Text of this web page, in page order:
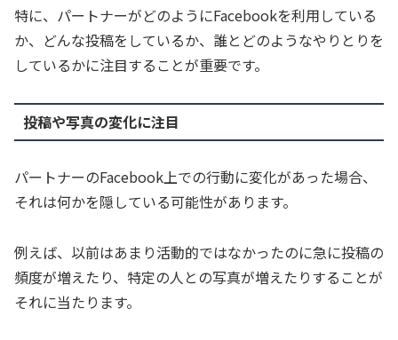
特に、パートナーがどのようにFacebookを利用している
か、どんな投稿をしているか、誰とどのようなやりとりを
しているかに注目することが重要です。
投稿や写真の変化に注目
パートナーのFacebook上での行動に変化があった場合、
それは何かを隠している可能性があります。
例えば、以前はあまり活動的ではなかったのに急に投稿の
頻度が増えたり、特定の人との写真が増えたりすることが
それに当たります。